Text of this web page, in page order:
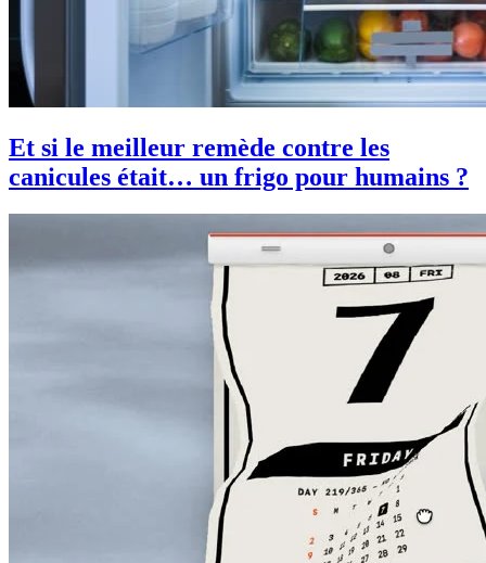
Et si le meilleur remède contre les
canicules était… un frigo pour humains ?